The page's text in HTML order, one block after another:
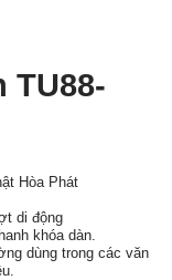
TU88-
Hòa Phát
di động
khóa dàn.
dùng trong các văn